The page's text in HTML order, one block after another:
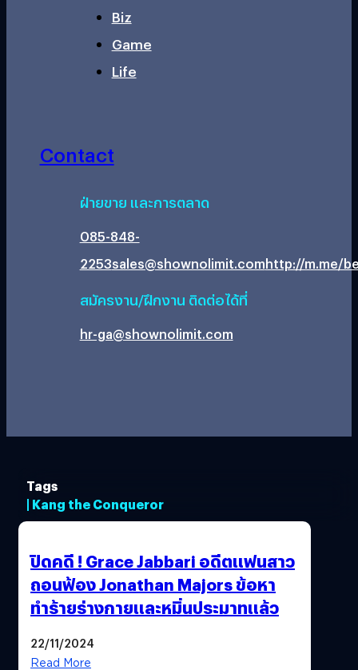
Biz
Game
Life
Contact
ฝ่ายขาย และการตลาด
085-848-
2253sales@shownolimit.comhttp://m.me/
สมัครงาน/ฝึกงาน ติดต่อได้ที่
hr-ga@shownolimit.com
Tags
| Kang the Conqueror
ปิดคดี ! Grace Jabbari อดีตแฟนสาว
ถอนฟ้อง Jonathan Majors ข้อหา
ทำร้ายร่างกายและหมิ่นประมาทแล้ว
22/11/2024
Read More